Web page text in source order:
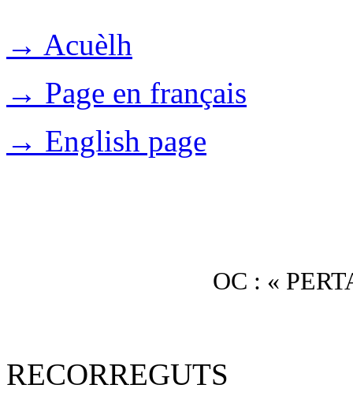
→ Acuèlh
→ Page en français
→ English page
OC : «
RECORREGUTS